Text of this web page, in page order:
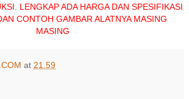
LENGKAP ADA HARGA DAN SPESIFIKASI
CONTOH GAMBAR ALATNYA MASING
MASING
at 21.59